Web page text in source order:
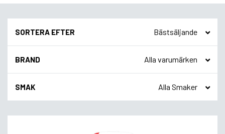
SORTERA EFTER
BRAND
SMAK